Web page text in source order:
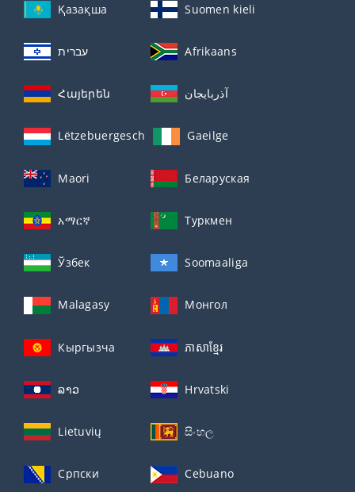
Қазақша Suomen kieli
עברית Afrikaans
Հայերեն آذربايجان
Lëtzebuergesch Gaeilge
Maori Беларуская
አማርኛ Туркмен
Ўзбек Soomaaliga
Malagasy Монгол
Кыргызча ភាសាខ្មែរ
ລາວ Hrvatski
Lietuvių සිංහල
Српски Cebuano